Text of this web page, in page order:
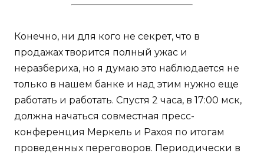
Конечно, ни для кого не секрет, что в
продажах творится полный ужас и
неразбериха, но я думаю это наблюдается не
только в нашем банке и над этим нужно еще
работать и работать. Спустя 2 часа, в 17:00 мск,
должна начаться совместная пресс-
конференция Меркель и Рахоя по итогам
проведенных переговоров. Периодически в